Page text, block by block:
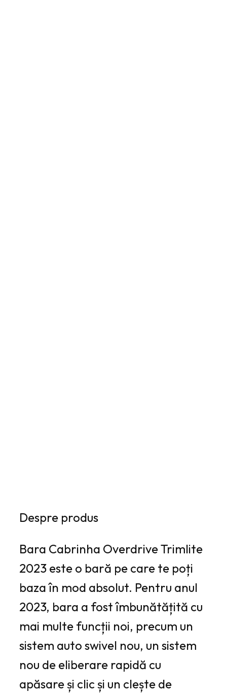
Despre produs
Bara Cabrinha Overdrive Trimlite
2023 este o bară pe care te poți
baza în mod absolut. Pentru anul
2023, bara a fost îmbunătățită cu
mai multe funcții noi, precum un
sistem auto swivel nou, un sistem
nou de eliberare rapidă cu
apăsare și clic și un clește de